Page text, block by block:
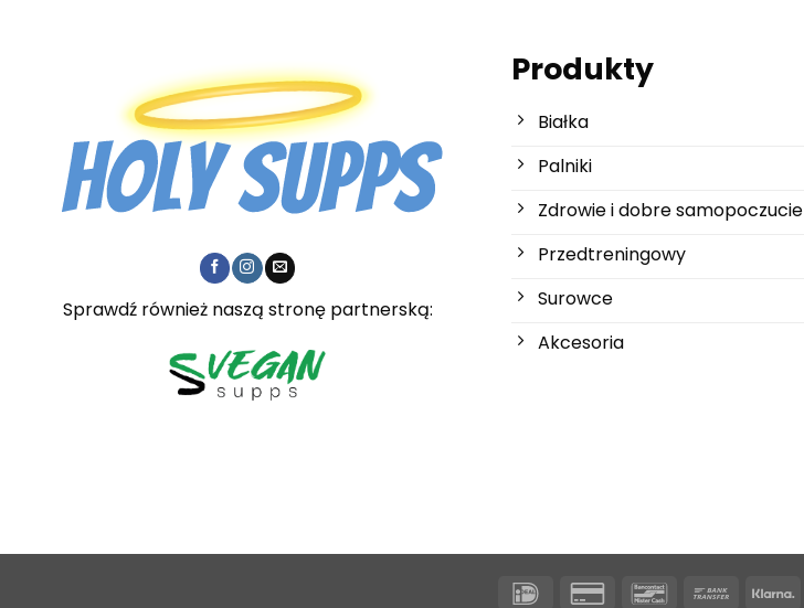
Sprawdź również naszą stronę partnerską:
Produkty
Białka
Palniki
Zdrowie i dobre samopoczucie
Przedtreningowy
Surowce
Akcesoria
IDeal
Karta
BancontactPrzelew